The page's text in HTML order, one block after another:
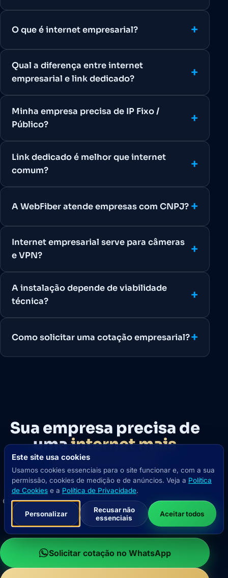
O que é internet empresarial?
Qual a diferença entre internet
empresarial e link dedicado?
Minha empresa precisa de IP Fixo /
Público?
Link dedicado é melhor que internet
comum?
A WebFiber atende empresas com CNPJ?
Internet empresarial serve para câmeras
e VPN?
A instalação depende de viabilidade
técnica?
Como solicitar uma cotação empresarial?
Sua empresa precisa de
umainternet mais
profissional?
Solicite agora uma cotação empresarial e
consulte a melhor solução WebFiber para o seu
endereço.
Solicitar cotação no WhatsApp
Este site usa cookies
Usamos cookies essenciais para o site funcionar e, com a sua
permissão, cookies de medição e de anúncios. Veja a Política
de Cookies e a Política de Privacidade.
Personalizar
Recusar não
essenciais
Aceitar todos